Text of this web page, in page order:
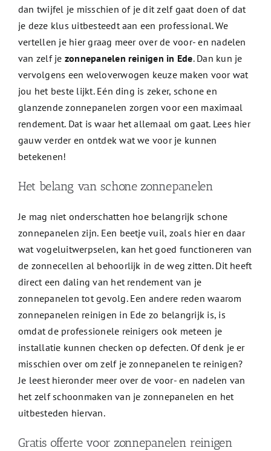
dan twijfel je misschien of je dit zelf gaat doen of dat
je deze klus uitbesteedt aan een professional. We
vertellen je hier graag meer over de voor- en nadelen
van zelf je zonnepanelen reinigen in Ede. Dan kun je
vervolgens een weloverwogen keuze maken voor wat
jou het beste lijkt. Eén ding is zeker, schone en
glanzende zonnepanelen zorgen voor een maximaal
rendement. Dat is waar het allemaal om gaat. Lees hier
gauw verder en ontdek wat we voor je kunnen
betekenen!
Het belang van schone zonnepanelen
Je mag niet onderschatten hoe belangrijk schone
zonnepanelen zijn. Een beetje vuil, zoals hier en daar
wat vogeluitwerpselen, kan het goed functioneren van
de zonnecellen al behoorlijk in de weg zitten. Dit heeft
direct een daling van het rendement van je
zonnepanelen tot gevolg. Een andere reden waarom
zonnepanelen reinigen in Ede zo belangrijk is, is
omdat de professionele reinigers ook meteen je
installatie kunnen checken op defecten. Of denk je er
misschien over om zelf je zonnepanelen te reinigen?
Je leest hieronder meer over de voor- en nadelen van
het zelf schoonmaken van je zonnepanelen en het
uitbesteden hiervan.
Gratis offerte voor zonnepanelen reinigen